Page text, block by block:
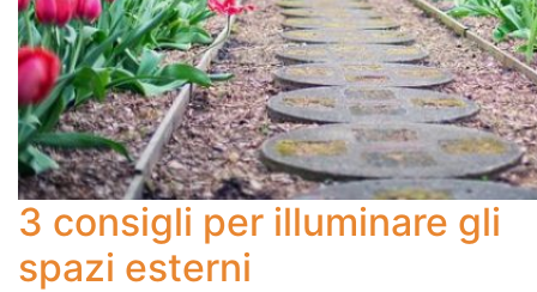
3 consigli per illuminare gli
spazi esterni